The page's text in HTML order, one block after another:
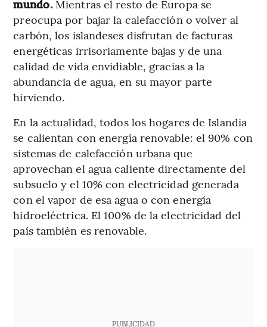
mundo. Mientras el resto de Europa se
preocupa por bajar la calefacción o volver al
carbón, los islandeses disfrutan de facturas
energéticas irrisoriamente bajas y de una
calidad de vida envidiable, gracias a la
abundancia de agua, en su mayor parte
hirviendo.
En la actualidad, todos los hogares de Islandia
se calientan con energía renovable: el 90% con
sistemas de calefacción urbana que
aprovechan el agua caliente directamente del
subsuelo y el 10% con electricidad generada
con el vapor de esa agua o con energía
hidroeléctrica. El 100% de la electricidad del
país también es renovable.
PUBLICIDAD